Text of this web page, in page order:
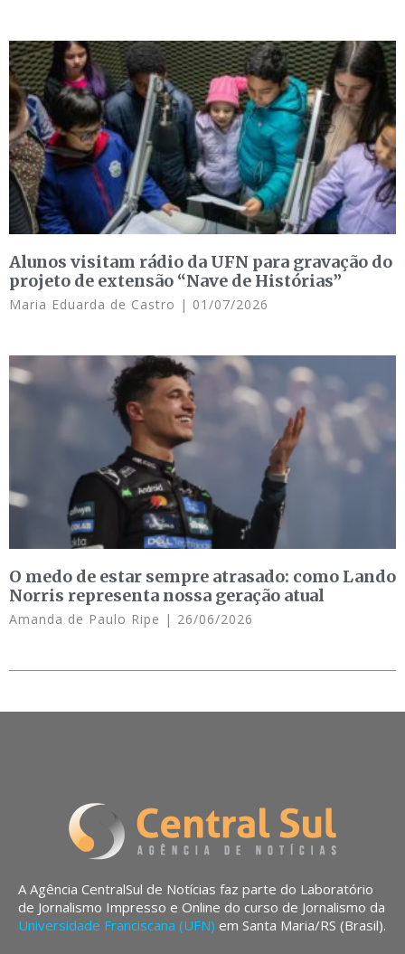
Alunos visitam rádio da UFN para gravação do
projeto de extensão “Nave de Histórias”
Maria Eduarda de Castro 01/07/2026
O medo de estar sempre atrasado: como Lando
Norris representa nossa geração atual
Amanda de Paulo Ripe 26/06/2026
A Agência CentralSul de Notícias faz parte do Laboratório
de Jornalismo Impresso e Online do curso de Jornalismo da
Universidade Franciscana (UFN) em Santa Maria/RS (Brasil).